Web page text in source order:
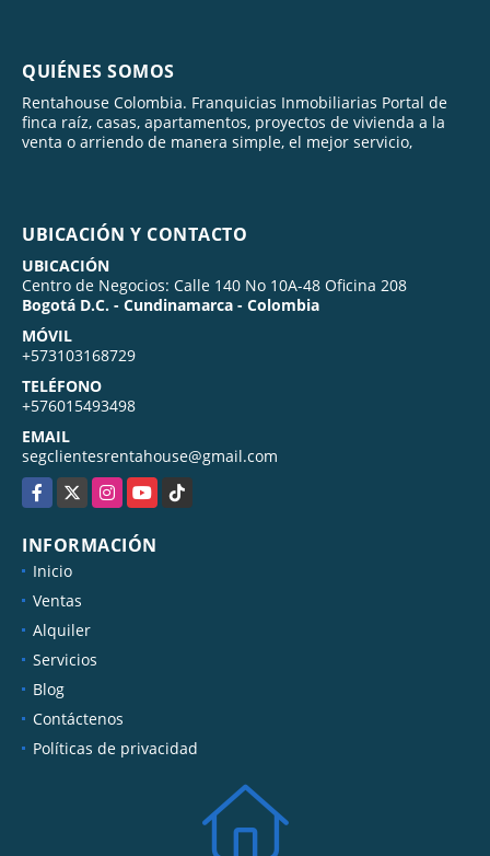
QUIÉNES SOMOS
Rentahouse Colombia. Franquicias Inmobiliarias Portal de
finca raíz, casas, apartamentos, proyectos de vivienda a la
venta o arriendo de manera simple, el mejor servicio,
UBICACIÓN Y CONTACTO
UBICACIÓN
Centro de Negocios: Calle 140 No 10A-48 Oficina 208
Bogotá D.C. - Cundinamarca - Colombia
MÓVIL
+573103168729
TELÉFONO
+576015493498
EMAIL
segclientesrentahouse@gmail.com
Facebook
X InstagramYouTubeTikTok
INFORMACIÓN
Inicio
Ventas
Alquiler
Servicios
Blog
Contáctenos
Políticas de privacidad